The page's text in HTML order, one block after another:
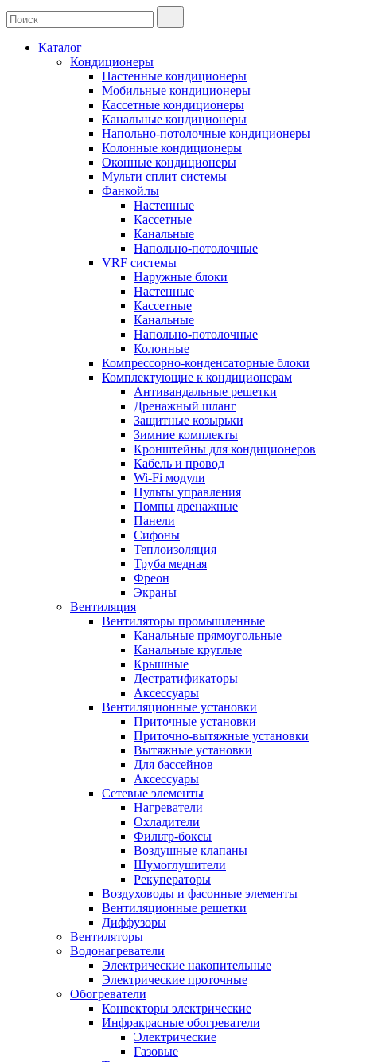
Каталог
Кондиционеры
Настенные кондиционеры
Мобильные кондиционеры
Кассетные кондиционеры
Канальные кондиционеры
Напольно-потолочные кондиционеры
Колонные кондиционеры
Оконные кондиционеры
Мульти сплит системы
Фанкойлы
Настенные
Кассетные
Канальные
Напольно-потолочные
VRF системы
Наружные блоки
Настенные
Кассетные
Канальные
Напольно-потолочные
Колонные
Компрессорно-конденсаторные блоки
Комплектующие к кондиционерам
Антивандальные решетки
Дренажный шланг
Защитные козырьки
Зимние комплекты
Кронштейны для кондиционеров
Кабель и провод
Wi-Fi модули
Пульты управления
Помпы дренажные
Панели
Сифоны
Теплоизоляция
Труба медная
Фреон
Экраны
Вентиляция
Вентиляторы промышленные
Канальные прямоугольные
Канальные круглые
Крышные
Дестратификаторы
Аксессуары
Вентиляционные установки
Приточные установки
Приточно-вытяжные установки
Вытяжные установки
Для бассейнов
Аксессуары
Сетевые элементы
Нагреватели
Охладители
Фильтр-боксы
Воздушные клапаны
Шумоглушители
Рекуператоры
Воздуховоды и фасонные элементы
Вентиляционные решетки
Диффузоры
Вентиляторы
Водонагреватели
Электрические накопительные
Электрические проточные
Обогреватели
Конвекторы электрические
Инфракрасные обогреватели
Электрические
Газовые